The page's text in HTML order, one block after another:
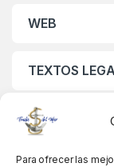
Para ofrecer las
WEB
TEXTOS
MIS DATOS